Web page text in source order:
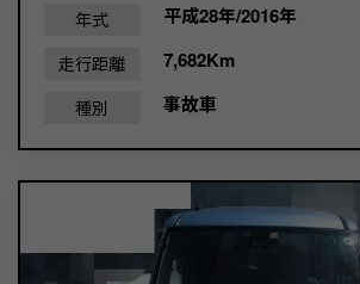
年式 平成28年/2016年
走行距離 7,682Km
種別 事故車